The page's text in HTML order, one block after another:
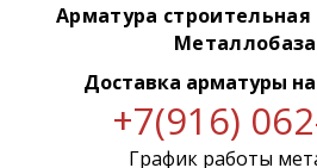
Арматура строительная
Доставка арматуры
+7(916)
График работы